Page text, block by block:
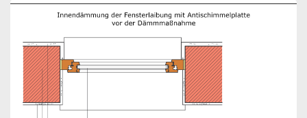
Image